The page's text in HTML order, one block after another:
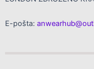
E-pošta: